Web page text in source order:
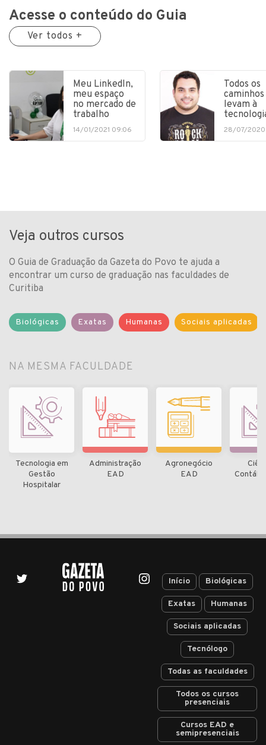
Acesse o conteúdo do Guia
Ver todos +
Meu LinkedIn,
meu espaço
no mercado de
trabalho
14/01/2021 09:06
Todos os
caminhos
levam à
28/07/2020
Veja outros cursos
O Guia de Graduação da Gazeta do Povo te ajuda a
encontrar um curso de graduação nas faculdades de
Curitiba
Biológicas Exatas Humanas Sociais aplicadas
NA MESMA FACULDADE
Tecnologia em
Gestão
Hospitalar
Administração
EAD
Agronegócio
EAD
Início Biológicas
Exatas Humanas
Sociais aplicadas
Tecnólogo
Todas as faculdades
Todos os cursos
presenciais
Cursos EAD e
semipresenciais